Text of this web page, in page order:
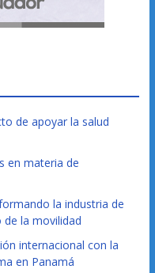
de apoyar la salud
en materia de
la industria de
la movilidad
internacional con la
en Panamá